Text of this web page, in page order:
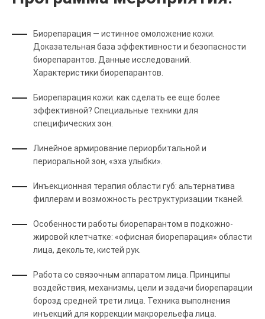
Биорепарация — истинное омоложение кожи.
Доказательная база эффективности и безопасности
биорепарантов. Данные исследований.
Характеристики биорепарантов.
Биорепарация кожи: как сделать ее еще более
эффективной? Специальные техники для
специфических зон.
Линейное армирование периорбитальной и
периоральной зон, «эха улыбки».
Инъекционная терапия области губ: альтернатива
филлерам и возможность реструктуризации тканей.
Особенности работы биорепарантом в подкожно-
жировой клетчатке: «офисная биорепарация» области
лица, декольте, кистей рук.
Работа со связочным аппаратом лица. Принципы
воздействия, механизмы, цели и задачи биорепарации
борозд средней трети лица. Техника выполнения
инъекций для коррекции макрорельефа лица.